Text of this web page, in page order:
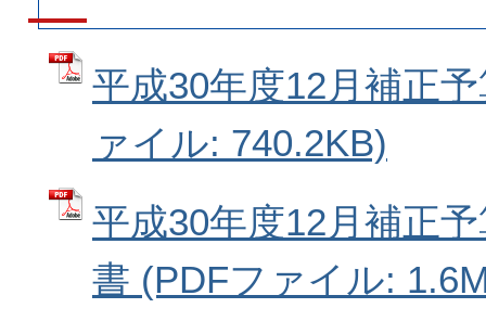
平成30年度12月補正
ァイル: 740.2KB)
平成30年度12月補正
書 (PDFファイル: